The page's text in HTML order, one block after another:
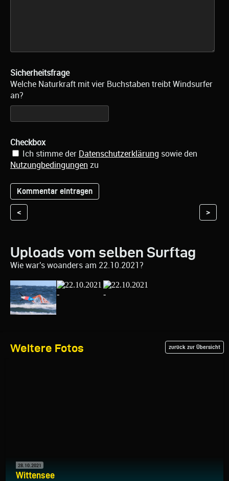
Sicherheitsfrage
Welche Naturkraft mit vier Buchstaben treibt Windsurfer
an?
Checkbox
Ich stimme der Datenschutzerklärung sowie den
Nutzungbedingungen zu
< >
Uploads vom selben Surftag
Wie war's woanders am 22.10.2021?
Weitere Fotos zurück zur Übersicht
28.10.2021
Wittensee